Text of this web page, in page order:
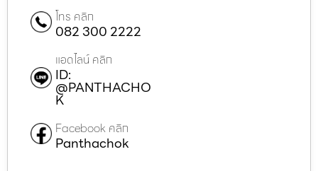
โทร คลิก
082 300 2222
แอดไลน์ คลิก
ID:
@PANTHACHO
K
Facebook คลิก
Panthachok